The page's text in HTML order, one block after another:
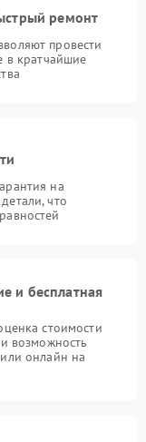
ремонт
провести
в кратчайшие
на
что
и бесплатная
стоимости
возможность
онлайн на